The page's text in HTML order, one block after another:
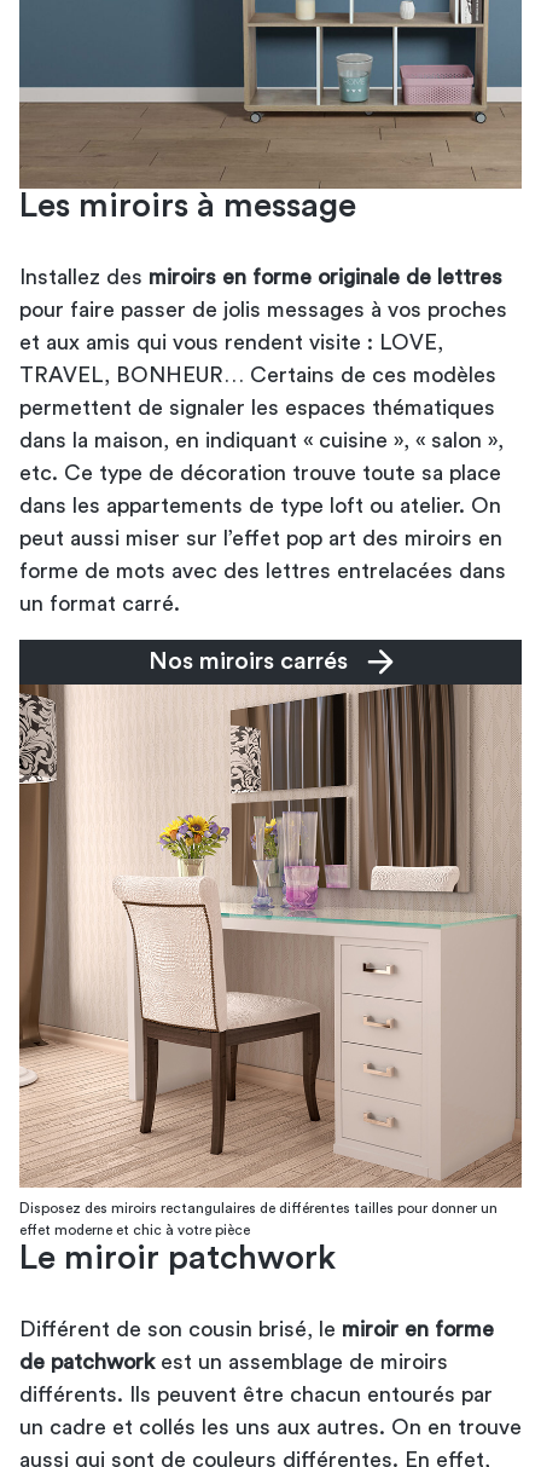
Disposez des miroirs rectangulaires de différentes tailles pour donner un
effet moderne et chic à votre pièce
Les miroirs à message
Installez des miroirs en forme originale de lettres
pour faire passer de jolis messages à vos proches
et aux amis qui vous rendent visite : LOVE,
TRAVEL, BONHEUR… Certains de ces modèles
permettent de signaler les espaces thématiques
dans la maison, en indiquant « cuisine », « salon »,
etc. Ce type de décoration trouve toute sa place
dans les appartements de type loft ou atelier. On
peut aussi miser sur l’effet pop art des miroirs en
forme de mots avec des lettres entrelacées dans
un format carré.
Nos miroirs carrés
Le miroir patchwork
Différent de son cousin brisé, le miroir en forme
de patchworkest un assemblage de miroirs
différents. Ils peuvent être chacun entourés par
un cadre et collés les uns aux autres. On en trouve
aussi qui sont de couleurs différentes. En effet,